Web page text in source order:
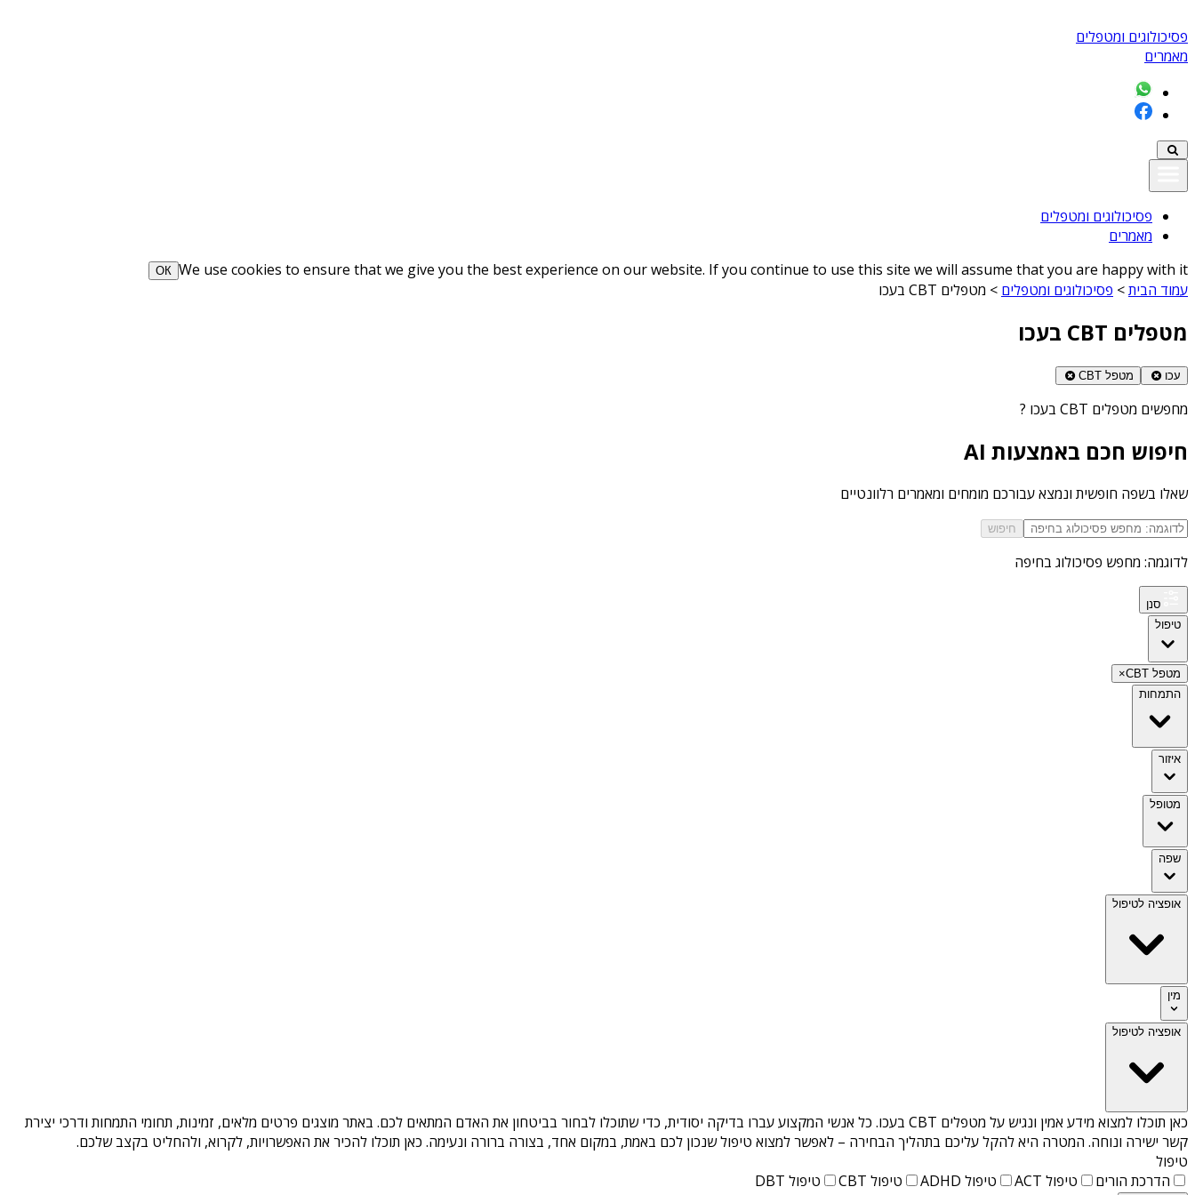
פסיכולוגים ומטפלים
מאמרים
פסיכולוגים ומטפלים
מאמרים
We use cookies to ensure that we give you the best experience on our website. If you continue to use this site we will assume that you are happy with it
ОК
עמוד הבית> פסיכולוגים ומטפלים > מטפלים CBT בעכו
מטפלים CBT בעכו
עכו מטפל CBT
מחפשים מטפלים CBT בעכו ?
חיפוש חכם באמצעות AI
שאלו בשפה חופשית ונמצא עבורכם מומחים ומאמרים רלוונטיים
חיפוש
לדוגמה: מחפש פסיכולוג בחיפה
סנן
טיפול
מטפל CBT
×
התמחות
איזור
מטופל
שפה
אופציה לטיפול
מין
אופציה לטיפול
כאן תוכלו למצוא מידע אמין ונגיש על מטפלים CBT בעכו
. כל אנשי המקצוע עברו בדיקה יסודית, כדי שתוכלו לבחור בביטחון את האדם המתאים לכם. באתר מוצגים פרטים מלאים, זמינות, תחומי התמחות ודרכי יצירת
קשר ישירה ונוחה. המטרה היא להקל עליכם בתהליך הבחירה – לאפשר למצוא טיפול שנכון לכם באמת, במקום אחד, בצורה ברורה ונעימה. כאן תוכלו להכיר את האפשרויות, לקרוא, ולהחליט בקצב שלכם.
טיפול
הדרכת הורים
טיפול ACT טיפול ADHD טיפול CBT טיפול DBT